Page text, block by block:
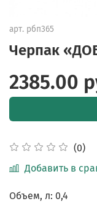
арт. рбп365
Черпак
(0)
Добавить в
2385.00
Объем, л: 0,4